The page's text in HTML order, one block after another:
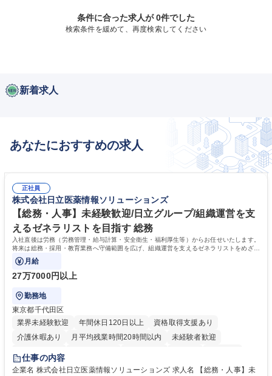
条件に合った求人が 0件でした
検索条件を緩めて、再度検索してください
新着求人
あなたにおすすめの求人
正社員
株式会社日立医薬情報ソリューションズ
【総務・人事】未経験歓迎/日立グループ/組織運営を支
えるゼネラリストを目指す 総務
入社直後は労務（労務管理・給与計算・安全衛生・福利厚生等）からお任せいたします。
将来は総務・採用・教育業務へ守備範囲を広げ、組織運営を支えるゼネラリストをめざせ
ます。
月給
27万7000円以上
勤務地
東京都千代田区
業界未経験歓迎
年間休日120日以上
資格取得支援あり
介護休暇あり
月平均残業時間20時間以内
未経験者歓迎
住宅手当あり
育休あり
完全週休2日制 交通費支給 土日祝休み 寮・社宅あり
仕事の内容
企業名 株式会社日立医薬情報ソリューションズ 求人名 【総務・人事】未